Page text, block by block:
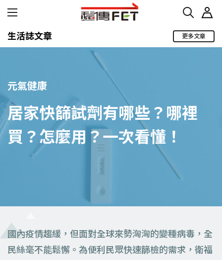
生活誌文章 更多文章
元氣健康
居家快篩試劑有哪些？哪裡
買？怎麼用？一次看懂！
國內疫情趨緩，但面對全球來勢洶洶的變種病毒，全
民絲毫不能鬆懈。為便利民眾快速篩檢的需求，衛福